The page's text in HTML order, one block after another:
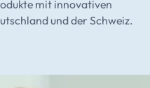
mit innovativen
und der Schweiz.